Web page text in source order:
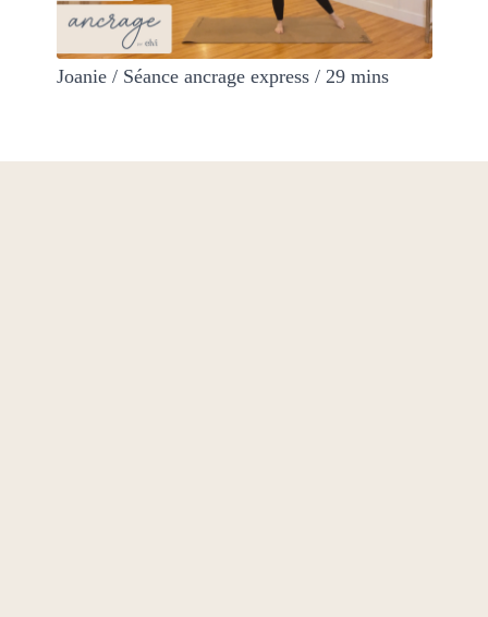
Joanie / Séance ancrage express / 29 mins